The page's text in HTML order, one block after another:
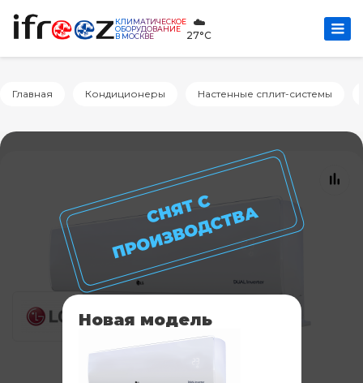
КЛИМАТИЧЕСКОЕ
ОБОРУДОВАНИЕ
В МОСКВЕ
☁️
27°C
Главная Кондиционеры Настенные сплит-системы
Новая модель